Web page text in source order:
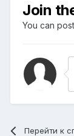
Join
You can
Перейти к